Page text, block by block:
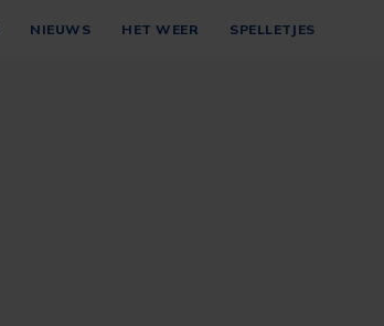
NIEUWS HET WEER SPELLETJES